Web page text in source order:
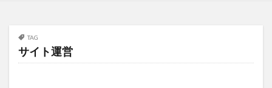
TAG
サイト運営